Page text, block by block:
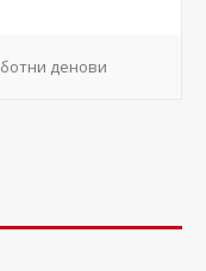
денови